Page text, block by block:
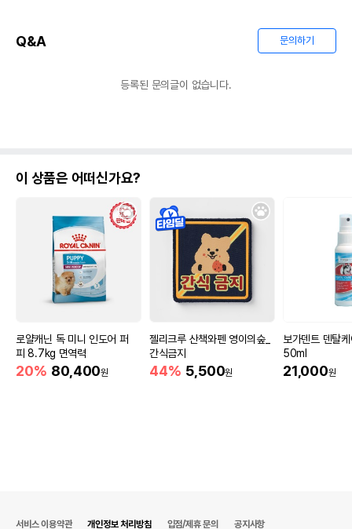
Q&A 문의하기
등록된 문의글이 없습니다.
이 상품은 어떠신가요?
로얄캐닌 독 미니 인도어 퍼
피 8.7kg 면역력
20% 80,400원
젤리크루 산책와펜 영이의숲_
간식금지
44% 5,500원
보가덴트 덴탈
50ml
21,000원
서비스 이용약관 개인정보 처리방침 입점/제휴 문의 공지사항